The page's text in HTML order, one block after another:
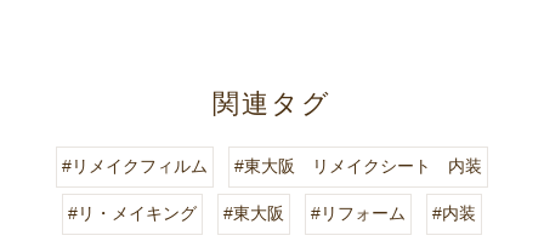
関連タグ
#リメイクフィルム #東大阪 リメイクシート 内装
#リ・メイキング #東大阪 #リフォーム #内装